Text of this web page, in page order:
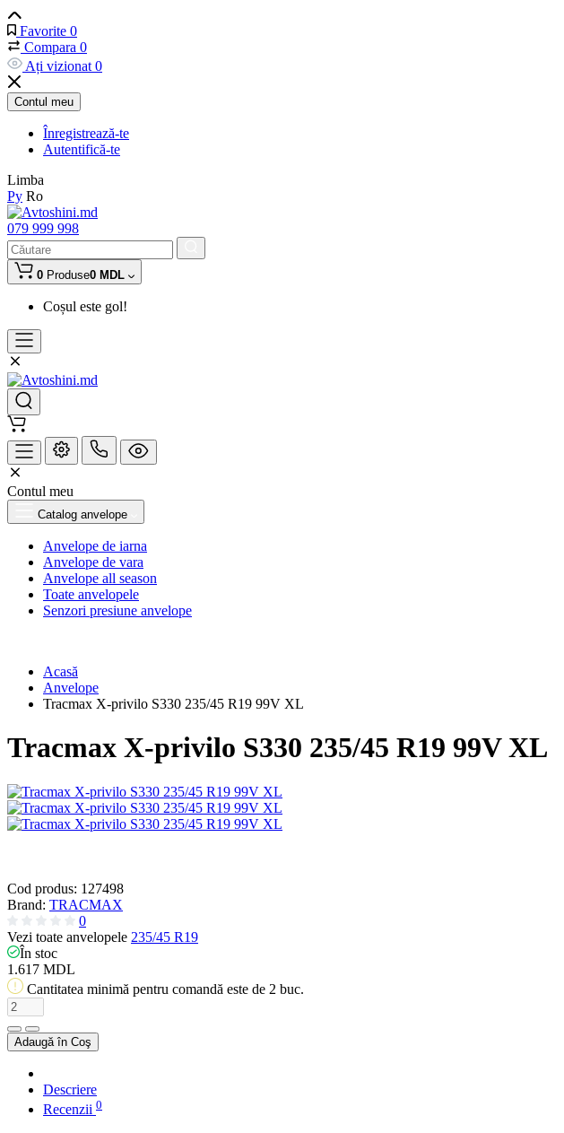
Favorite 0
Compara 0
Ați vizionat 0
Contul meu
Înregistrează-te
Autentifică-te
Limba
Ру Ro
079 999 998
0 Produse0 MDL
Coșul este gol!
Contul meu
Catalog anvelope
Anvelope de iarna
Anvelope de vara
Anvelope all season
Toate anvelopele
Senzori presiune anvelope
Acasă
Anvelope
Tracmax X-privilo S330 235/45 R19 99V XL
Tracmax X-privilo S330 235/45 R19 99V XL
Cod produs: 127498
Brand: TRACMAX
0
Vezi toate anvelopele 235/45 R19
În stoc
1.617 MDL
Cantitatea minimă pentru comandă este de 2 buc.
Adaugă în Coş
Descriere
Recenzii 0